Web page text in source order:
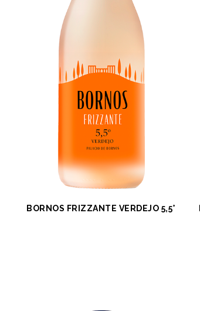
BORNOS FRIZZANTE VERDEJO 5,5°